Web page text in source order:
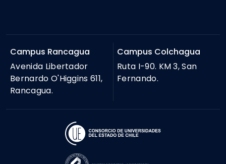
Campus Rancagua
Avenida Libertador
Bernardo O'Higgins 611,
Rancagua.
Campus Colchagua
Ruta I-90. KM 3, San
Fernando.